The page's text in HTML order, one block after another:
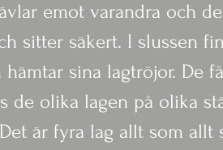
emot varandra och
sitter säkert. I slussen
hämtar sina lagtröjor. De
de olika lagen på olika
är fyra lag allt som allt